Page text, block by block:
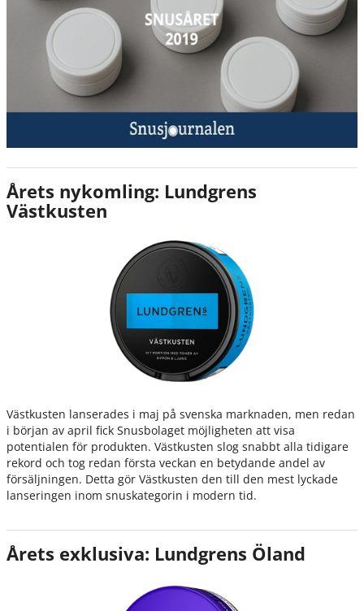
Årets nykomling: Lundgrens
Västkusten
Västkusten lanserades i maj på svenska marknaden, men redan
i början av april fick Snusbolaget möjligheten att visa
potentialen för produkten. Västkusten slog snabbt alla tidigare
rekord och tog redan första veckan en betydande andel av
försäljningen. Detta gör Västkusten den till den mest lyckade
lanseringen inom snuskategorin i modern tid.
Årets exklusiva: Lundgrens Öland